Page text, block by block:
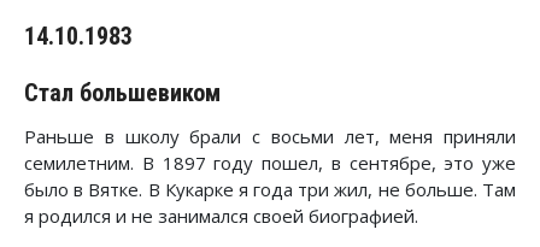
14.10.1983
Стал большевиком
Раньше в школу брали с восьми лет, меня приняли
семилетним. В 1897 году пошел, в сентябре, это уже
было в Вятке. В Кукарке я года три жил, не больше. Там
я родился и не занимался своей биографией.